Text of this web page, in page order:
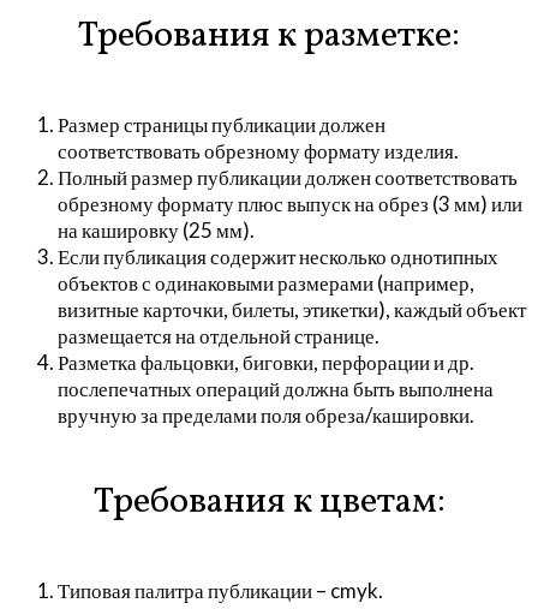
Требования к разметке:
Размер страницы публикации должен
соответствовать обрезному формату изделия.
Полный размер публикации должен соответствовать
обрезному формату плюс выпуск на обрез (3 мм) или
на кашировку (25 мм).
Если публикация содержит несколько однотипных
объектов с одинаковыми размерами (например,
визитные карточки, билеты, этикетки), каждый объект
размещается на отдельной странице.
Разметка фальцовки, биговки, перфорации и др.
послепечатных операций должна быть выполнена
вручную за пределами поля обреза/кашировки.
Требования к цветам:
Типовая палитра публикации – cmyk.